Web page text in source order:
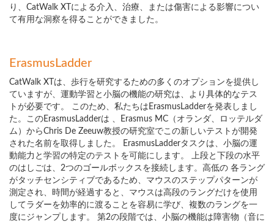
り、CatWalk XTによる介入、治療、または傷害による影響につい
て有用な洞察を得ることができました。
ErasmusLadder
CatWalk XTは、歩行を研究するための多くのオプションを提供し
ていますが、運動学習と小脳の機能の研究は、より具体的なテス
トが必要です。 このため、私たちはErasmusLadderを発表しまし
た。このErasmusLadderは 、Erasmus MC（オランダ、ロッテルダ
ム）からChris De Zeeuw教授の研究室でこの新しいテストが開発
された名前を取得しました。 ErasmusLadderタスクは、小脳の運
動能力と学習の特定のテストを可能にします。 上段と下段の水平
のはしごは、2つのゴールボックスを接続します。高低の 各ラング
がタッチセンシティブであるため、マウスのステップパターンが
測定され、時間が経過すると、マウスは高段のラングだけを使用
してラダーを効率的に渡ることを容易に学び、複数のラングを一
度にジャンプします。 第2の段階では、小脳の機能は障害物（音に